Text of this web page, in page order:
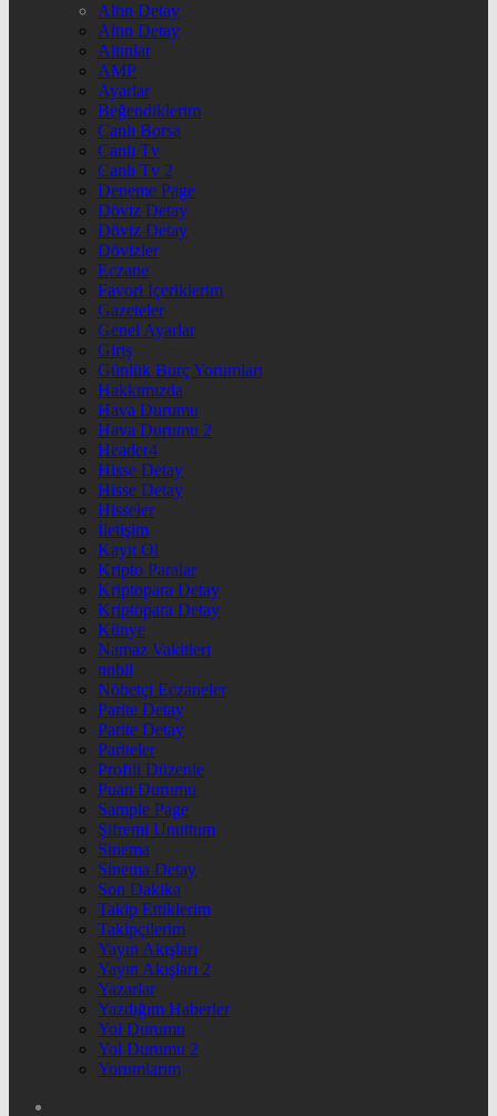
Altın Detay
Altın Detay
Altınlar
AMP
Ayarlar
Beğendiklerim
Canlı Borsa
Canlı Tv
Canlı Tv 2
Deneme Page
Döviz Detay
Döviz Detay
Dövizler
Eczane
Favori İçeriklerim
Gazeteler
Genel Ayarlar
Giriş
Günlük Burç Yorumları
Hakkımızda
Hava Durumu
Hava Durumu 2
Header4
Hisse Detay
Hisse Detay
Hisseler
İletişim
Kayıt Ol
Kripto Paralar
Kriptopara Detay
Kriptopara Detay
Künye
Namaz Vakitleri
nnbil
Nöbetçi Eczaneler
Parite Detay
Parite Detay
Pariteler
Profili Düzenle
Puan Durumu
Sample Page
Şifremi Unuttum
Sinema
Sinema Detay
Son Dakika
Takip Ettiklerim
Takipçilerim
Yayın Akışları
Yayın Akışları 2
Yazarlar
Yazdığım Haberler
Yol Durumu
Yol Durumu 2
Yorumlarım